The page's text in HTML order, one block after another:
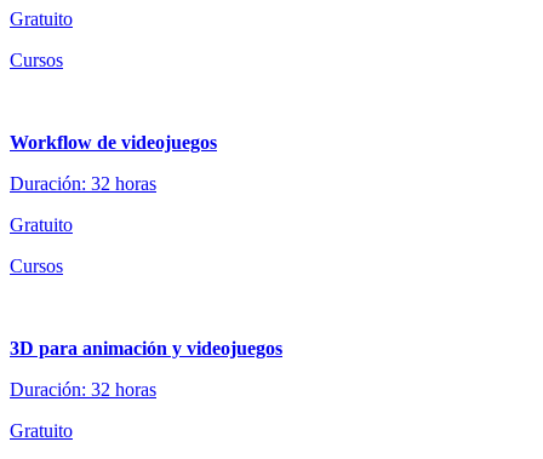
Gratuito
Cursos
Workflow de videojuegos
Duración: 32 horas
Gratuito
Cursos
3D para animación y videojuegos
Duración: 32 horas
Gratuito